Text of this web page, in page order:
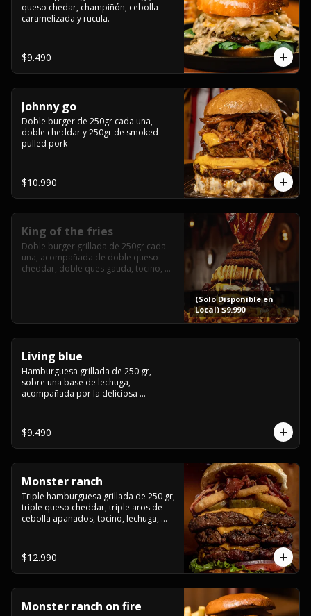
queso chedar, champiñón, cebolla
caramelizada y rucula.-
$9.490
Johnny go
Doble burger de 250gr cada una,
doble cheddar y 250gr de smoked
pulled pork
$10.990
(Solo Disponible en
Local) $9.990
King of the fries
Doble burger grillada de 250gr cada
una, acompañada de doble queso
cheddar, doble ques gauda, tocino,
Living blue
Hamburguesa grillada de 250 gr,
sobre una base de lechuga,
acompañada por la deliciosa
wisky jack daniels y salsa de miel.-
$9.490
Monster ranch
Triple hamburguesa grillada de 250 gr,
triple queso cheddar, triple aros de
cebolla apanados, tocino, lechuga,
$12.990
Monster ranch on fire